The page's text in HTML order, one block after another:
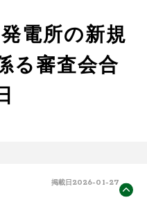
電所の新規
る審査会合
掲載日 2026-01-27